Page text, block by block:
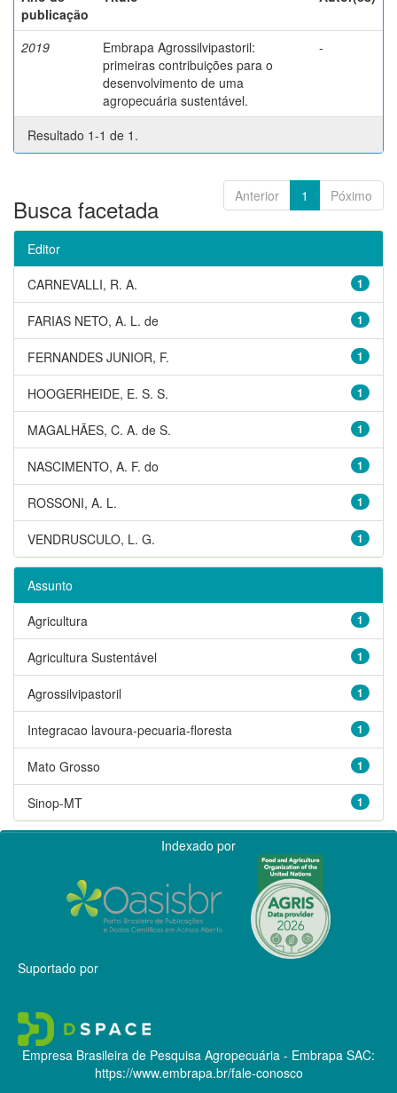
publicação
2019
Embrapa Agrossilvipastoril:
primeiras contribuições para o
desenvolvimento de uma
agropecuária sustentável.
-
Resultado 1-1 de 1.
Anterior 1 Póximo
Busca facetada
Editor
1
CARNEVALLI, R. A.
1
FARIAS NETO, A. L. de
1
FERNANDES JUNIOR, F.
1
HOOGERHEIDE, E. S. S.
1
MAGALHÃES, C. A. de S.
1
NASCIMENTO, A. F. do
1
ROSSONI, A. L.
1
VENDRUSCULO, L. G.
Assunto
1
Agricultura
1
Agricultura Sustentável
1
Agrossilvipastoril
1
Integracao lavoura-pecuaria-floresta
1
Mato Grosso
1
Sinop-MT
Indexado por
Suportado por
Empresa Brasileira de Pesquisa Agropecuária - Embrapa SAC:
https://www.embrapa.br/fale-conosco